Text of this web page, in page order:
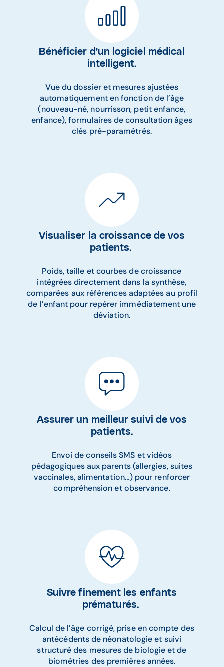
Bénéficier d'un logiciel médical
intelligent.
Vue du dossier et mesures ajustées
automatiquement en fonction de l’âge
(nouveau-né, nourrisson, petit enfance,
enfance), formulaires de consultation âges
clés pré-paramétrés.
Visualiser la croissance de vos
patients.
Poids, taille et courbes de croissance
intégrées directement dans la synthèse,
comparées aux références adaptées au profil
de l’enfant pour repérer immédiatement une
déviation.​
Assurer un meilleur suivi de vos
patients.
Envoi de conseils SMS et vidéos
pédagogiques aux parents (allergies, suites
vaccinales, alimentation…) pour renforcer
compréhension et observance.
Suivre finement les enfants
prématurés.
Calcul de l’âge corrigé, prise en compte des
antécédents de néonatologie et suivi
structuré des mesures de biologie et de
biométries des premières années.